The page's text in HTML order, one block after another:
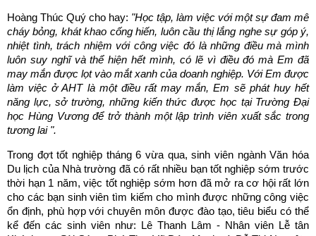
Hoàng Thúc Quý cho hay: "Học tập, làm việc với một sự đam mê
cháy bỏng, khát khao cống hiến, luôn cầu thị lắng nghe sự góp ý,
nhiệt tình, trách nhiệm với công việc đó là những điều mà mình
luôn suy nghĩ và thể hiện hết mình, có lẽ vì điều đó mà Em đã
may mắn được lọt vào mắt xanh của doanh nghiệp. Với Em được
làm việc ở AHT là một điều rất may mắn, Em sẽ phát huy hết
năng lực, sở trường, những kiến thức được học tại Trường Đại
học Hùng Vương để trở thành một lập trình viên xuất sắc trong
tương lai ".
Trong đợt tốt nghiệp tháng 6 vừa qua, sinh viên ngành Văn hóa
Du lịch của Nhà trường đã có rất nhiều bạn tốt nghiệp sớm trước
thời hạn 1 năm, việc tốt nghiệp sớm hơn đã mở ra cơ hội rất lớn
cho các bạn sinh viên tìm kiếm cho mình được những công việc
ổn định, phù hợp với chuyên môn được đào tạo, tiêu biểu có thể
kể đến các sinh viên như: Lê Thanh Lâm - Nhân viên Lễ tân